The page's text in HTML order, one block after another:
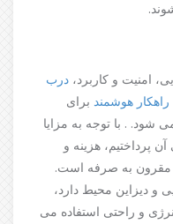
امنیت و کاربرد، درب
هوشمند برای
شود. . با توجه به مزایا
پرداختیم، هزینه و
مقرون به صرفه است.
و دیزاین محیط دارد،
و راحتی استفاده می